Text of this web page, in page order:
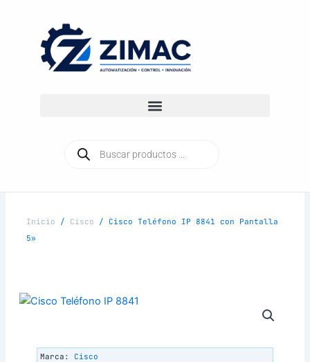
contenido
productos
Inicio / Cisco / Cisco Teléfono IP 8841 con Pantalla
5»
Marca: Cisco